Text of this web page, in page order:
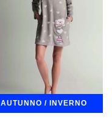
AUTUNNO / INVERNO